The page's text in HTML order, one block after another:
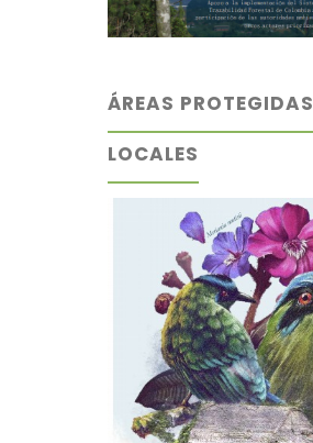
ÁREAS PROTEGIDAS
LOCALES